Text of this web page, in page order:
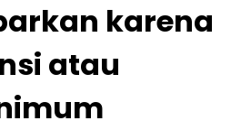
karena
atau